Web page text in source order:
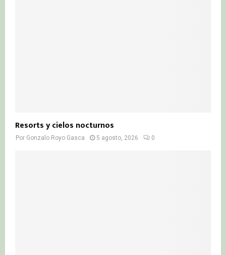
Resorts y cielos nocturnos
Por Gonzalo Royo Gasca 5 agosto, 2026 0